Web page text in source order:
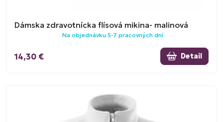
Dámska zdravotnícka flísová mikina- malinová
Na objednávku 5-7 pracovných dní
14,30 € Detail